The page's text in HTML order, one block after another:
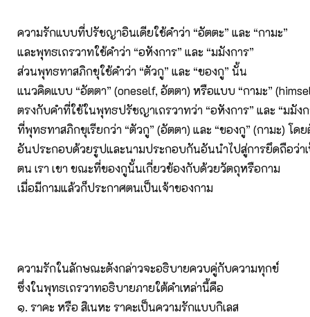
ความรักแบบที่ปรัชญาอินเดียใช้คําว่า “อัตตะ” และ “กามะ”
และพุทธเถรวาทใช้คำว่า “อหังการ” และ “มมังการ”
ส่วนพุทธทาสภิกขุใช้คำว่า “ตัวกู” และ “ของกู” นั้น
แนวคิดแบบ “อัตตา” (oneself, อัตตา) หรือแบบ “กามะ”
ตรงกับคำที่ใช้ในพุทธปรัชญาเถรวาทว่า “อหังการ” และ “มมังก
ที่พุทธทาสภิกขุเรียกว่า “ตัวกู” (อัตตา) และ “ของกู” (กามะ) โด
อันประกอบด้วยรูปและนามประกอบกันอันนำไปสู่การยึดถือว่า
ตน เรา เขา ขณะที่ของกูนั้นเกี่ยวข้องกับด้วยวัตถุหรือกาม
เมื่อมีกามแล้วก็ประกาศตนเป็นเจ้าของกาม
ความรักในลักษณะดังกล่าวจะอธิบายควบคู่กับความทุกข์
ซึ่งในพุทธเถรวาทอธิบายภายใต้คำเหล่านี้คือ
๑. ราคะ หรือ สิเนหะ ราคะเป็นความรักแบบกิเลส